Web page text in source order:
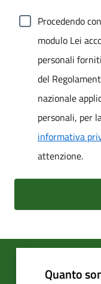
Procedendo
modulo Lei
personali
del
nazionale
personali, per
informativa
attenzione.
Quanto